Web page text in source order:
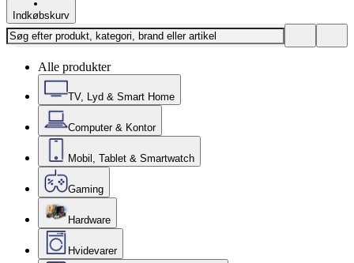
Indkøbskurv
Alle produkter
TV, Lyd & Smart Home
Computer & Kontor
Mobil, Tablet & Smartwatch
Gaming
Hardware
Hvidevarer